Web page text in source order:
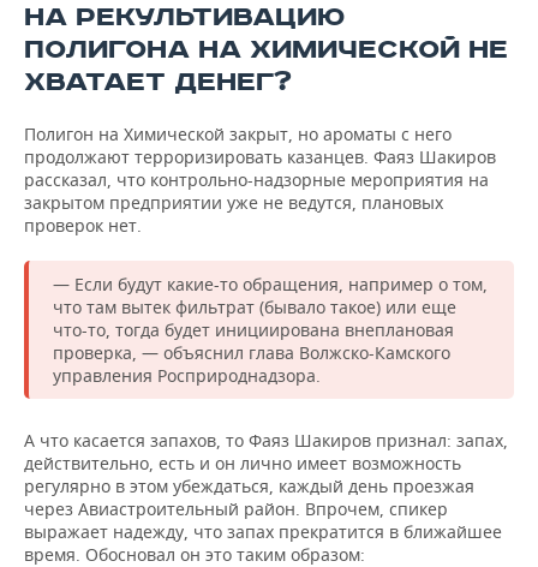
НА РЕКУЛЬТИВАЦИЮ
ПОЛИГОНА НА ХИМИЧЕСКОЙ НЕ
ХВАТАЕТ ДЕНЕГ?
Полигон на Химической закрыт, но ароматы с него
продолжают терроризировать казанцев. Фаяз Шакиров
рассказал, что контрольно-надзорные мероприятия на
закрытом предприятии уже не ведутся, плановых
проверок нет.
— Если будут какие-то обращения, например о том,
что там вытек фильтрат (бывало такое) или еще
что-то, тогда будет инициирована внеплановая
проверка, — объяснил глава Волжско-Камского
управления Росприроднадзора.
А что касается запахов, то Фаяз Шакиров признал: запах,
действительно, есть и он лично имеет возможность
регулярно в этом убеждаться, каждый день проезжая
через Авиастроительный район. Впрочем, спикер
выражает надежду, что запах прекратится в ближайшее
время. Обосновал он это таким образом: